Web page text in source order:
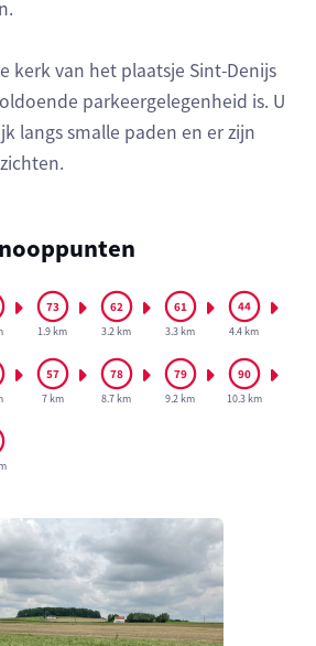
kerk van het plaatsje Sint-Denijs
parkeergelegenheid is. U
langs smalle paden en er zijn
1.9 km 3.2 km 3.3 km 4.4 km
7 km 8.7 km 9.2 km 10.3 km